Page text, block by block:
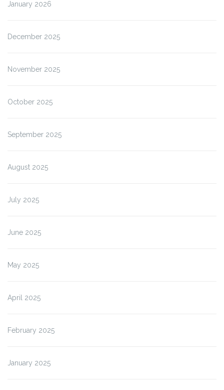
January 2026
December 2025
November 2025
October 2025
September 2025
August 2025
July 2025
June 2025
May 2025
April 2025
February 2025
January 2025